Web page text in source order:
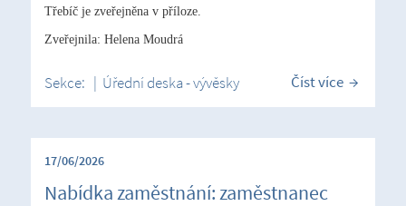
Třebíč je zveřejněna v příloze.
Zveřejnila: Helena Moudrá
Sekce: | Úřední deska - vývěsky Číst více
17/06/2026
Nabídka zaměstnání: zaměstnanec